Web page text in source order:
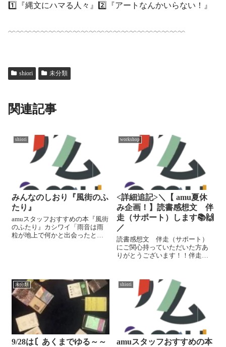
1️⃣『縄文にハマる人々』2️⃣『アートなんかいらない！』
﹋﹋﹋﹋﹋﹋﹋﹋﹋﹋﹋﹋﹋﹋﹋﹋﹋﹋﹋﹋﹋﹋
shiori 未分類
関連記事
shiori
みんなのしおり『風街のふ
たり』
amuスタッフおすすめの本『風街
のふたり』カシワイ「雨音は雨
粒が地上で何かと出会ったとき
マンガです。...
workshop
<詳細追記>＼【 amu夏休
み企画！】読書感想文 伴
走（サポート）します📚🙌
／
読書感想文 伴走（サポート）
にご関心持っていただいた方あ
りがとうございます！！伴走
を教えているスタッフAが、文章
の作り方、表現、まとめ方、な
どなど丁寧にサポートします！
••┈┈┈┈┈...
未分類
9/28は〘あくまでゆる～～
shiori
amuスタッフおすすめの本